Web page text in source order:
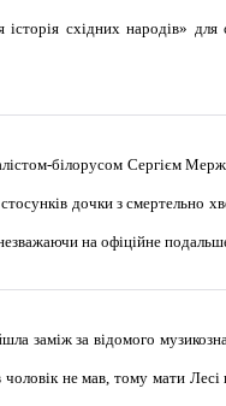
східних народів»
білорусом Сергієм
дочки з смертельно
на офіційне
заміж за відомого
не мав, тому мати